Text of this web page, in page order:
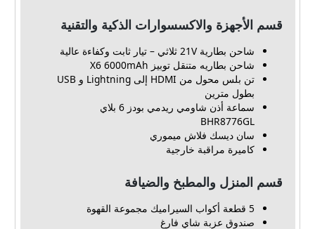
قسم الأجهزة والاكسسوارات الذكية والتقنية
شاحن بطارية 21V ثلاثي – تيار ثابت وكفاءة عالية
شاحن بطاريه متنقل توبيز X6 6000mAh
تن بلس محول من HDMI إلى Lightning و USB
بطول مترين
سماعة أذن شاومي ريدمي بودز 6 بلاي
BHR8776GL
سان ديسك فلاش ميموري
كاميرة مراقبة خارجية
قسم المنزل والمطبخ والضيافة
5 قطعة أكواب السيراميك مجموعة القهوة
صندوق عزبة شاي فارغ